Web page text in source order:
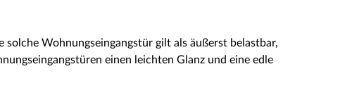
Wohnungseingangstür gilt als äußerst belastbar,
einen leichten Glanz und eine edle